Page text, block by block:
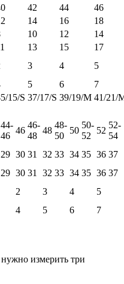
42 44
46
14 16
18
10 12
14
13 15
17
3 4
5
5 6
7
15/S 37/17/S 39/19/M 41/21/
44-
46
46
46-
48
48
48-
50
50
50-
52
52
52-
54
29 30 31 32 33 34 35 36 37
29 30 31 32 33 34 35 36 37
2 3 4
5
4 5 6 7
измерить три